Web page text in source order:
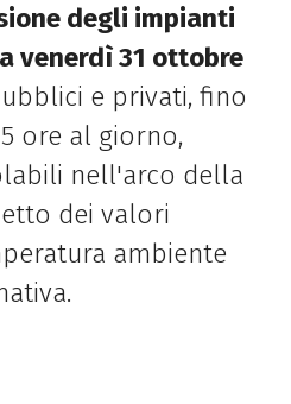
degli impianti
venerdì 31 ottobre
e privati, fino
ore al giorno,
nell'arco della
dei valori
ambiente